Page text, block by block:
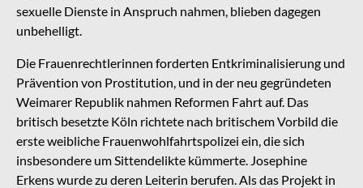
sexuelle Dienste in Anspruch nahmen, blieben dagegen
unbehelligt.
Die Frauenrechtlerinnen forderten Entkriminalisierung und
Prävention von Prostitution, und in der neu gegründeten
Weimarer Republik nahmen Reformen Fahrt auf. Das
britisch besetzte Köln richtete nach britischem Vorbild die
erste weibliche Frauenwohlfahrtspolizei ein, die sich
insbesondere um Sittendelikte kümmerte. Josephine
Erkens wurde zu deren Leiterin berufen. Als das Projekt in